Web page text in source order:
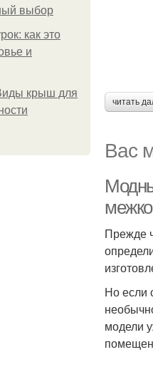
выбор
как это
и
крыш для
читать
Вас
Прежде
Но если
модели